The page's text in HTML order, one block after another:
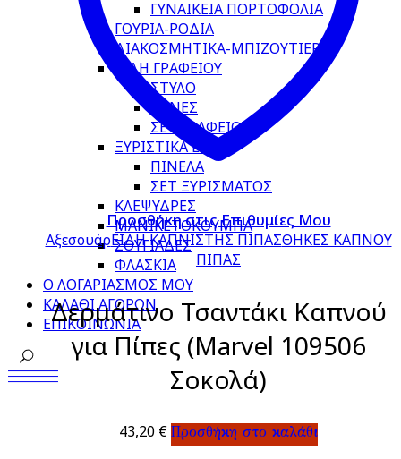
ΓΥΝΑΙΚΕΙΑ ΠΟΡΤΟΦΟΛΙΑ
ΓΟΥΡΙΑ-ΡΟΔΙΑ
ΔΙΑΚΟΣΜΗΤΙΚΑ-ΜΠΙΖΟΥΤΙΕΡΕΣ
ΕΙΔΗ ΓΡΑΦΕΙΟΥ
ΣΤΥΛΟ
ΠΕΝΕΣ
ΣΕΤ ΓΡΑΦΕΙΟΥ
ΞΥΡΙΣΤΙΚΑ ΕΙΔΗ
ΠΙΝΕΛΑ
ΣΕΤ ΞΥΡΙΣΜΑΤΟΣ
ΚΛΕΨΥΔΡΕΣ
ΜΑΝΙΚΕΤΟΚΟΥΜΠΑ
ΣΟΥΓΙΑΔΕΣ
ΦΛΑΣΚΙΑ
Ο ΛΟΓΑΡΙΑΣΜΟΣ ΜΟΥ
ΚΑΛΑΘΙ ΑΓΟΡΩΝ
ΕΠΙΚΟΙΝΩΝΙΑ
Προσθήκη στις Επιθυμίες Μου
ΑξεσουάρΕΙΔΗ ΚΑΠΝΙΣΤΗΣ ΠΙΠΑΣΘΗΚΕΣ ΚΑΠΝΟΥ
ΠΙΠΑΣ
Δερμάτινο Τσαντάκι Καπνού
για Πίπες (Marvel 109506
Σοκολά)
43,20 € Προσθήκη στο καλάθι